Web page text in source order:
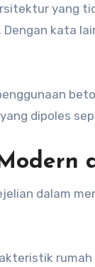
yang
kata
dipoles
dalam